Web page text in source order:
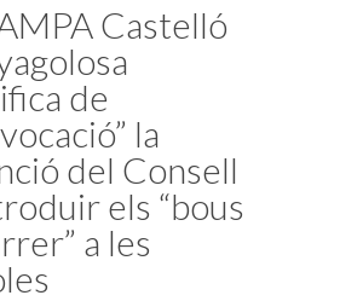
Castelló
de
la
del Consell
els “bous
a les